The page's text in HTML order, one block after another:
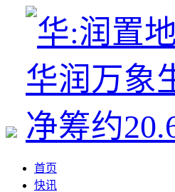
首页
快讯